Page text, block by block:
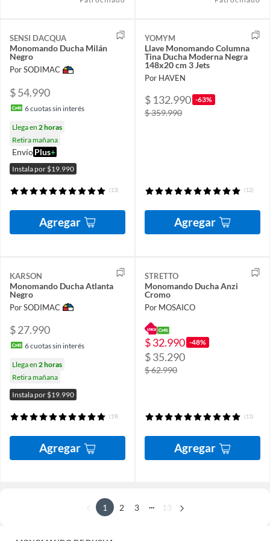
SENSI DACQUA
Monomando Ducha Milán
Negro
Por SODIMAC
$ 54.990
6cuotas sin interés
Llega en 2 horas
Retira mañana
EnvíoPlus+
Instala por $19.990
(13)
Agregar
YOMYM
Llave Monomando Columna
Tina Ducha Moderna Negra
148x20 cm 3 Jets
Por HAVEN
$ 132.990 -63%
$ 359.990
(12)
Agregar
KARSON
Monomando Ducha Atlanta
Negro
Por SODIMAC
$ 27.990
6cuotas sin interés
Llega en 2 horas
Retira mañana
Instala por $19.990
(19)
Agregar
STRETTO
Monomando Ducha Anzi
Cromo
Por MOSAICO
$ 32.990 -48%
$ 35.290
$ 62.990
(11)
Agregar
1 2 3 13